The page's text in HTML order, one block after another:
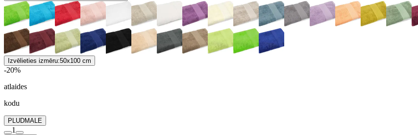
Izvēlieties izmēru:50x100 cm
-20%
atlaides
kodu
PLUDMALE
1